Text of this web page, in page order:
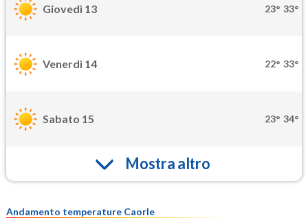
Giovedì 13 23° 33°
Venerdì 14 22° 33°
Sabato 15 23° 34°
Mostra altro
Andamento temperature Caorle